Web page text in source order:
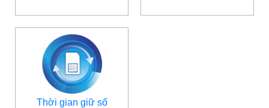
Thời gian giữ số